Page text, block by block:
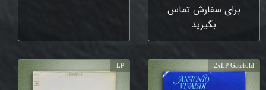
برای سفارش تماس
بگیرید
2xLP Gatefold
LP